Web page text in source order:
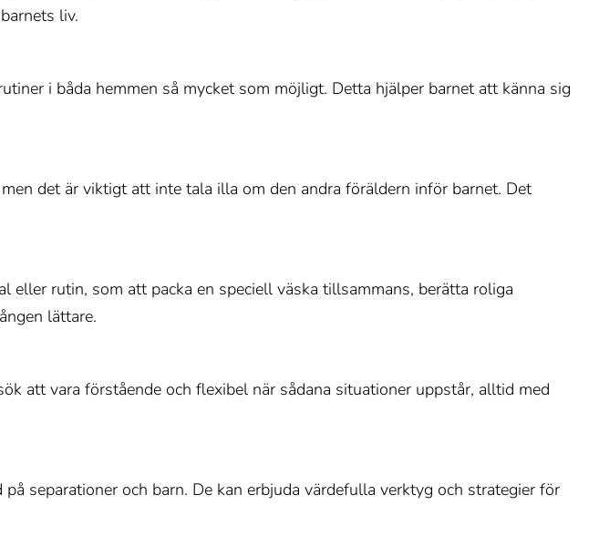
liv.
i båda hemmen så mycket som möjligt. Detta hjälper barnet att känna sig
det är viktigt att inte tala illa om den andra föräldern inför barnet. Det
eller rutin, som att packa en speciell väska tillsammans, berätta roliga
lättare.
att vara förstående och flexibel när sådana situationer uppstår, alltid med
separationer och barn. De kan erbjuda värdefulla verktyg och strategier för